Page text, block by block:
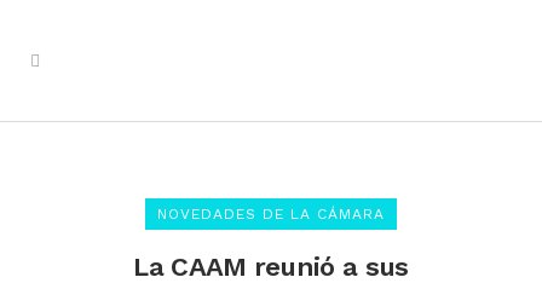
NOVEDADES DE LA CÁMARA
La CAAM reunió a sus